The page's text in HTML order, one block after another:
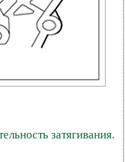
затягивания.